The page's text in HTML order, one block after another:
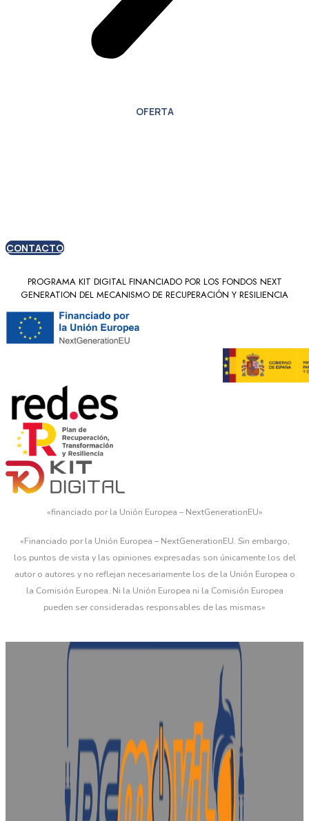
OFERTA
CONTACTO
PROGRAMA KIT DIGITAL FINANCIADO POR LOS FONDOS NEXT
GENERATION DEL MECANISMO DE RECUPERACIÓN Y RESILIENCIA
«financiado por la Unión Europea – NextGenerationEU»
«Financiado por la Unión Europea – NextGenerationEU. Sin embargo,
los puntos de vista y las opiniones expresadas son únicamente los del
autor o autores y no reflejan necesariamente los de la Unión Europea o
la Comisión Europea. Ni la Unión Europea ni la Comisión Europea
pueden ser consideradas responsables de las mismas»